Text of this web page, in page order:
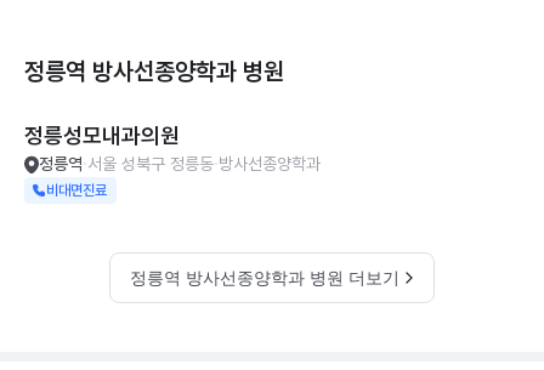
정릉역 방사선종양학과 병원
정릉성모내과의원
정릉역 서울 성북구 정릉동 방사선종양학과
비대면진료
정릉역 방사선종양학과 병원 더보기